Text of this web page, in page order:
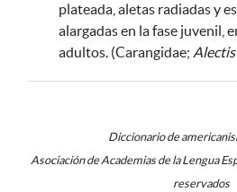
plateada, aletas radiadas y
alargadas en la fase juvenil,
adultos. (Carangidae;
Diccionario de
Asociación de Academias de la Lengua
reservados